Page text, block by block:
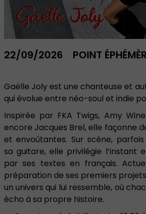
22/09/2026 POINT
Gaëlle Joly est une chanteuse et
qui évolue entre néo-soul et indie
Inspirée par FKA Twigs, Amy
encore Jacques Brel, elle façonne
et envoûtantes. Sur scène,
sa guitare, elle privilégie l’instant
par ses textes en français.
préparation de ses premiers
un univers qui lui ressemble, où
écho à sa propre histoire.